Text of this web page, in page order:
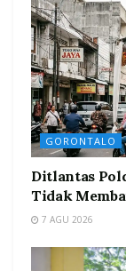
GORONTALO
Ditlantas
Tidak
7 AGU 2026